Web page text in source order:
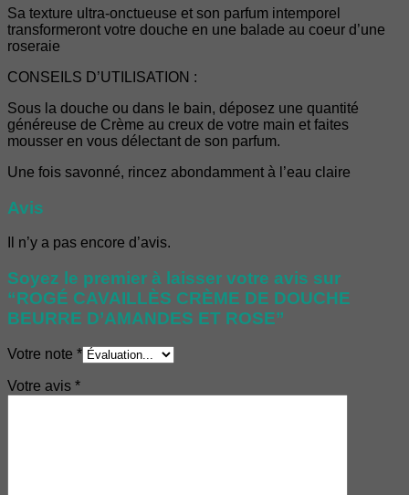
Sa texture ultra-onctueuse et son parfum intemporel
transformeront votre douche en une balade au coeur d’une
roseraie
CONSEILS D’UTILISATION :
Sous la douche ou dans le bain, déposez une quantité
généreuse de Crème au creux de votre main et faites
mousser en vous délectant de son parfum.
Une fois savonné, rincez abondamment à l’eau claire
Avis
Il n’y a pas encore d’avis.
Soyez le premier à laisser votre avis sur
“ROGÉ CAVAILLÈS CRÈME DE DOUCHE
BEURRE D’AMANDES ET ROSE”
Votre note *
Votre avis *